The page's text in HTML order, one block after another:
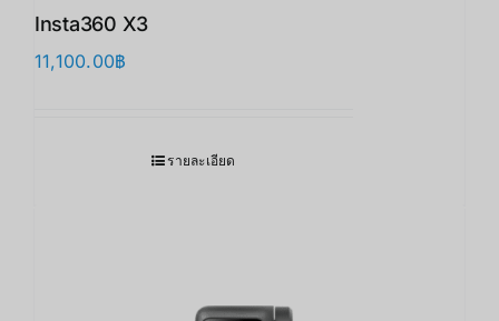
Insta360 X3
11,100.00฿
รายละเอียด